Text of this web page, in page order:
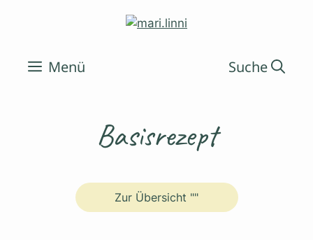
Menü
Basisrezept
Zur Übersicht ""